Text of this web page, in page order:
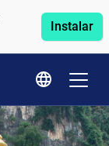
Instalar